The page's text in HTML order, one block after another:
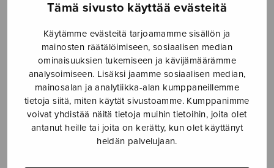
Tämä sivusto käyttää evästeitä
Käytämme evästeitä tarjoamamme sisällön ja
mainosten räätälöimiseen, sosiaalisen median
ominaisuuksien tukemiseen ja kävijämäärämme
analysoimiseen. Lisäksi jaamme sosiaalisen median,
mainosalan ja analytiikka-alan kumppaneillemme
tietoja siitä, miten käytät sivustoamme. Kumppanimme
voivat yhdistää näitä tietoja muihin tietoihin, joita olet
antanut heille tai joita on kerätty, kun olet käyttänyt
heidän palvelujaan.
Etusivu › Media › Aamulla-varhain
Aamulla-varhain
23.5.2018